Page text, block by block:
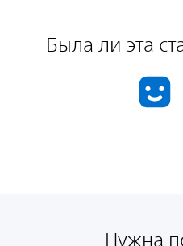
Была ли эта
Нужна